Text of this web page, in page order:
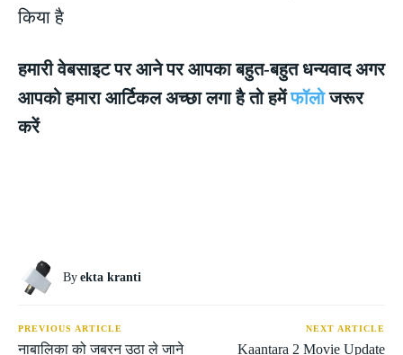
किया है
हमारी वेबसाइट पर आने पर आपका बहुत-बहुत धन्यवाद अगर
आपको हमारा आर्टिकल अच्छा लगा है तो हमेंफॉलोजरूर
करें
By ekta kranti
PREVIOUS ARTICLE
नाबालिका को जबरन उठा ले जाने
NEXT ARTICLE
Kaantara 2 Movie Update